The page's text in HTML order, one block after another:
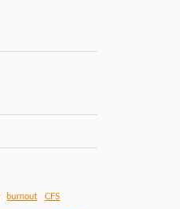
burnout CFS